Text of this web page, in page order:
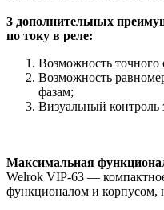
3 дополнительных
по току в реле:
Возможность точного
Возможность
фазам;
Визуальный контроль
Максимальная
Welrok VIP-63 —
функционалом и